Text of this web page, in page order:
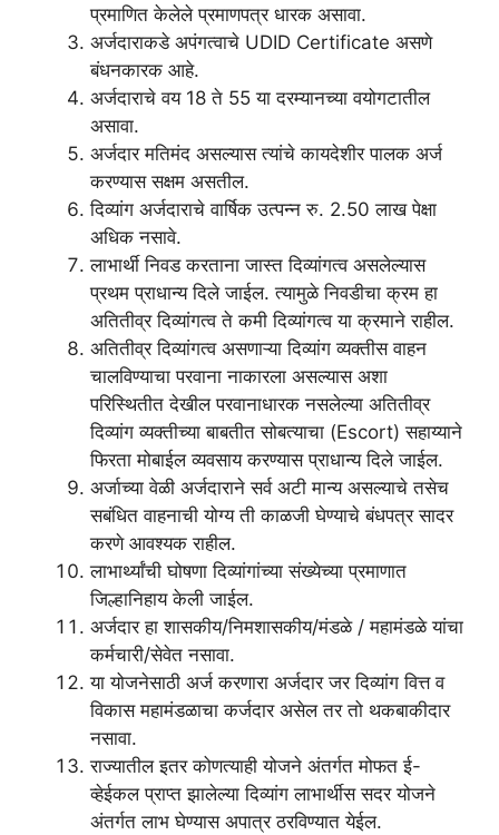
प्रमाणित केलेले प्रमाणपत्र धारक असावा.
अर्जदाराकडे अपंगत्वाचे UDID Certificate असणे
बंधनकारक आहे.
अर्जदाराचे वय 18 ते 55 या दरम्यानच्या वयोगटातील
असावा.
अर्जदार मतिमंद असल्यास त्यांचे कायदेशीर पालक अर्ज
करण्यास सक्षम असतील.
दिव्यांग अर्जदाराचे वार्षिक उत्पन्न रु. 2.50 लाख पेक्षा
अधिक नसावे.
लाभार्थी निवड करताना जास्त दिव्यांगत्व असलेल्यास
प्रथम प्राधान्य दिले जाईल. त्यामुळे निवडीचा क्रम हा
अतितीव्र दिव्यांगत्व ते कमी दिव्यांगत्व या क्रमाने राहील.
अतितीव्र दिव्यांगत्व असणाऱ्या दिव्यांग व्यक्तीस वाहन
चालविण्याचा परवाना नाकारला असल्यास अशा
परिस्थितीत देखील परवानाधारक नसलेल्या अतितीव्र
दिव्यांग व्यक्तीच्या बाबतीत सोबत्याचा (Escort) सहाय्याने
फिरता मोबाईल व्यवसाय करण्यास प्राधान्य दिले जाईल.
अर्जाच्या वेळी अर्जदाराने सर्व अटी मान्य असल्याचे तसेच
सबंधित वाहनाची योग्य ती काळजी घेण्याचे बंधपत्र सादर
करणे आवश्यक राहील.
लाभार्थ्यांची घोषणा दिव्यांगांच्या संख्येच्या प्रमाणात
जिल्हानिहाय केली जाईल.
अर्जदार हा शासकीय/निमशासकीय/मंडळे / महामंडळे यांचा
कर्मचारी/सेवेत नसावा.
या योजनेसाठी अर्ज करणारा अर्जदार जर दिव्यांग वित्त व
विकास महामंडळाचा कर्जदार असेल तर तो थकबाकीदार
नसावा.
राज्यातील इतर कोणत्याही योजने अंतर्गत मोफत ई-
व्हेईकल प्राप्त झालेल्या दिव्यांग लाभार्थीस सदर योजने
अंतर्गत लाभ घेण्यास अपात्र ठरविण्यात येईल.